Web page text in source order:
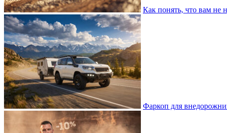
Как понять, что вам не
Фаркоп для